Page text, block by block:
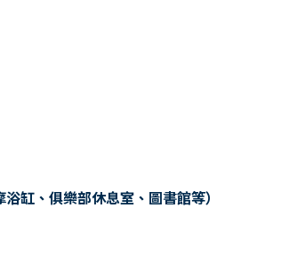
缸、俱樂部休息室、圖書館等）